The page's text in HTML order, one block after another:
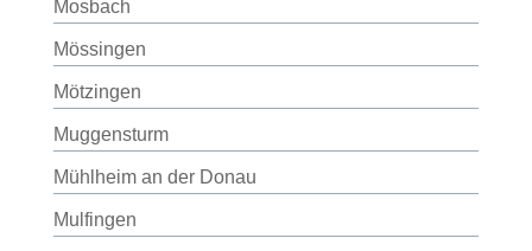
Mosbach
Mössingen
Mötzingen
Muggensturm
Mühlheim an der Donau
Mulfingen